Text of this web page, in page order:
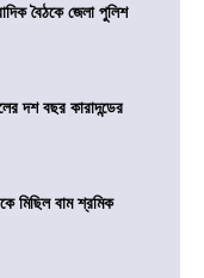
বৈঠকে জেলা পুলিশ
দশ বছর কারাদন্ডের
মিছিল বাম শ্রমিক